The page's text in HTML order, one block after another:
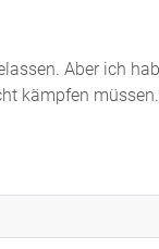
Aber ich
kämpfen